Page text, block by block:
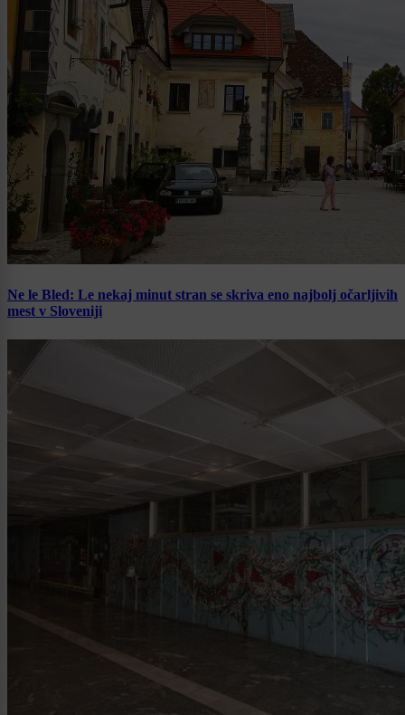
Ne le Bled: Le nekaj minut stran se skriva eno najbolj očarljivih
mest v Sloveniji